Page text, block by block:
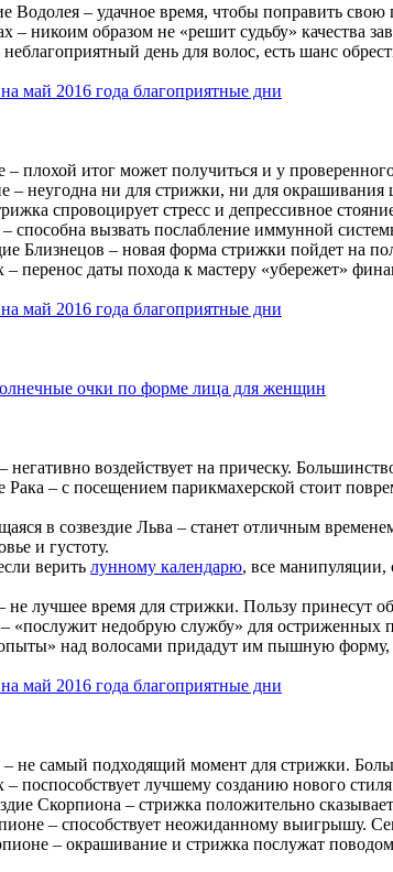
Водолея – удачное время, чтобы поправить
никоим образом не «решит судьбу» качества
день для волос, есть шанс
плохой итог может получиться и у
неугодна ни для стрижки, ни для окрашивания
спровоцирует стресс и депрессивное
способна вызвать послабление иммунной
Близнецов – новая форма стрижки пойдет на
– перенос даты похода к мастеру «убережет»
очки по форме лица для женщин
негативно воздействует на прическу.
Рака – с посещением парикмахерской стоит
в созвездие Льва – станет отличным
и густоту.
верить лунному календарю, все манипуляции,
не лучшее время для стрижки. Пользу принесут
«послужит недобрую службу» для остриженных
над волосами придадут им пышную форму,
– не самый подходящий момент для стрижки.
поспособствует лучшему созданию нового
Скорпиона – стрижка положительно
– способствует неожиданному выигрышу.
– окрашивание и стрижка послужат